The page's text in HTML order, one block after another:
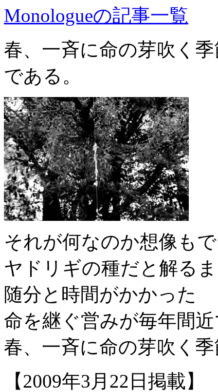
Monologueの記事一覧
春、一斉に命の芽吹く
である。
それが何なのか想像も
ヤドリギの種だと解る
随分と時間がかかった
命を継ぐ営みが毎年間
春、一斉に命の芽吹く
【2009年3月22日掲載】